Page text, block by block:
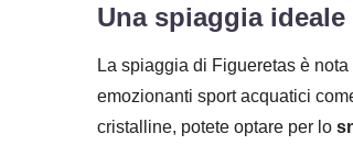
Una spiaggia
La spiaggia di Figueretas è
emozionanti sport acquatici
cristalline, potete optare per lo